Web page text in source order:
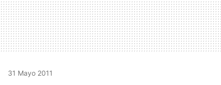
31 Mayo 2011